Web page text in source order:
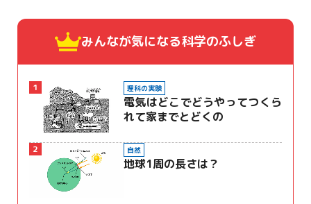
みんなが気になる科学のふしぎ
1 理科の実験
電気はどこでどうやってつくら
れて家までとどくの
2 自然
地球1周の長さは？